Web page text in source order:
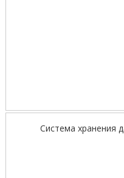
Система хранения